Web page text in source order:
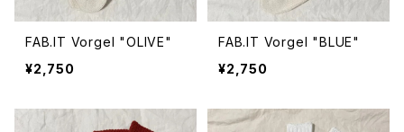
FAB.IT Vorgel "OLIVE"
¥2,750
FAB.IT Vorgel "BLUE"
¥2,750